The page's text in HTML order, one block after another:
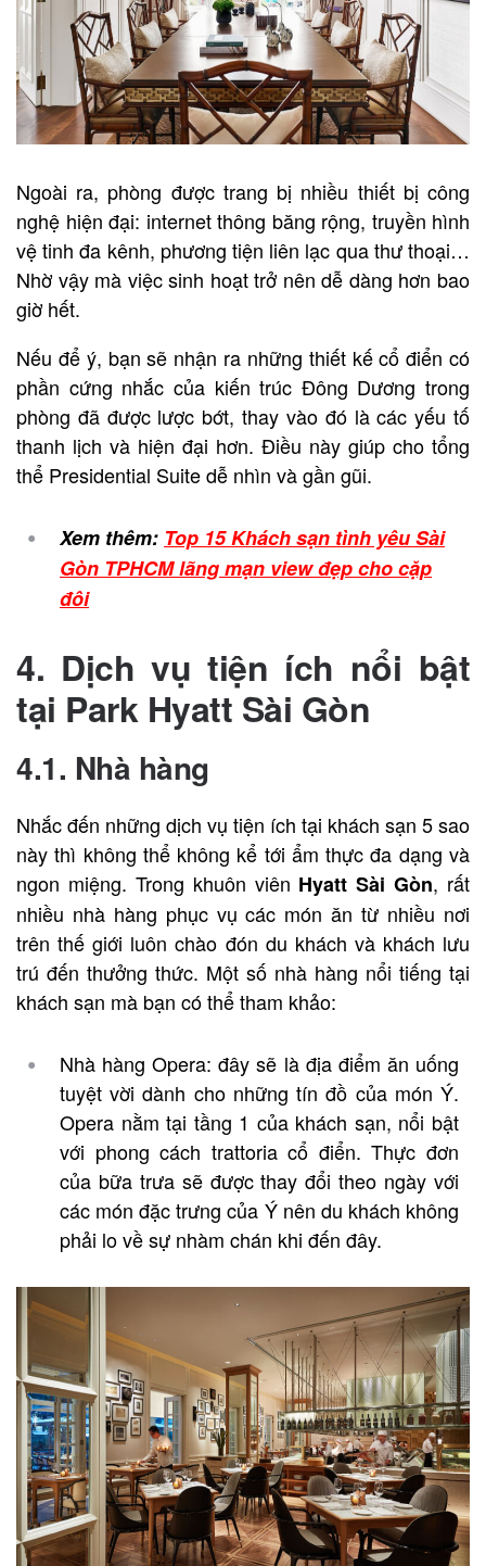
Ngoài ra, phòng được trang bị nhiều thiết bị công
nghệ hiện đại: internet thông băng rộng, truyền hình
vệ tinh đa kênh, phương tiện liên lạc qua thư thoại…
Nhờ vậy mà việc sinh hoạt trở nên dễ dàng hơn bao
giờ hết.
Nếu để ý, bạn sẽ nhận ra những thiết kế cổ điển có
phần cứng nhắc của kiến trúc Đông Dương trong
phòng đã được lược bớt, thay vào đó là các yếu tố
thanh lịch và hiện đại hơn. Điều này giúp cho tổng
thể Presidential Suite dễ nhìn và gần gũi.
Xem thêm: Top 15 Khách sạn tình yêu Sài
Gòn TPHCM lãng mạn view đẹp cho cặp
đôi
4. Dịch vụ tiện ích nổi bật
tại Park Hyatt Sài Gòn
4.1. Nhà hàng
Nhắc đến những dịch vụ tiện ích tại khách sạn 5 sao
này thì không thể không kể tới ẩm thực đa dạng và
ngon miệng. Trong khuôn viên Hyatt Sài Gòn, rất
nhiều nhà hàng phục vụ các món ăn từ nhiều nơi
trên thế giới luôn chào đón du khách và khách lưu
trú đến thưởng thức. Một số nhà hàng nổi tiếng tại
khách sạn mà bạn có thể tham khảo:
Nhà hàng Opera: đây sẽ là địa điểm ăn uống
tuyệt vời dành cho những tín đồ của món Ý.
Opera nằm tại tầng 1 của khách sạn, nổi bật
với phong cách trattoria cổ điển. Thực đơn
của bữa trưa sẽ được thay đổi theo ngày với
các món đặc trưng của Ý nên du khách không
phải lo về sự nhàm chán khi đến đây.